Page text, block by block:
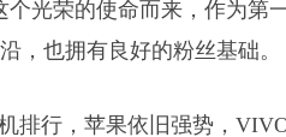
个光荣的使命而来，作为第
，也拥有良好的粉丝基础。